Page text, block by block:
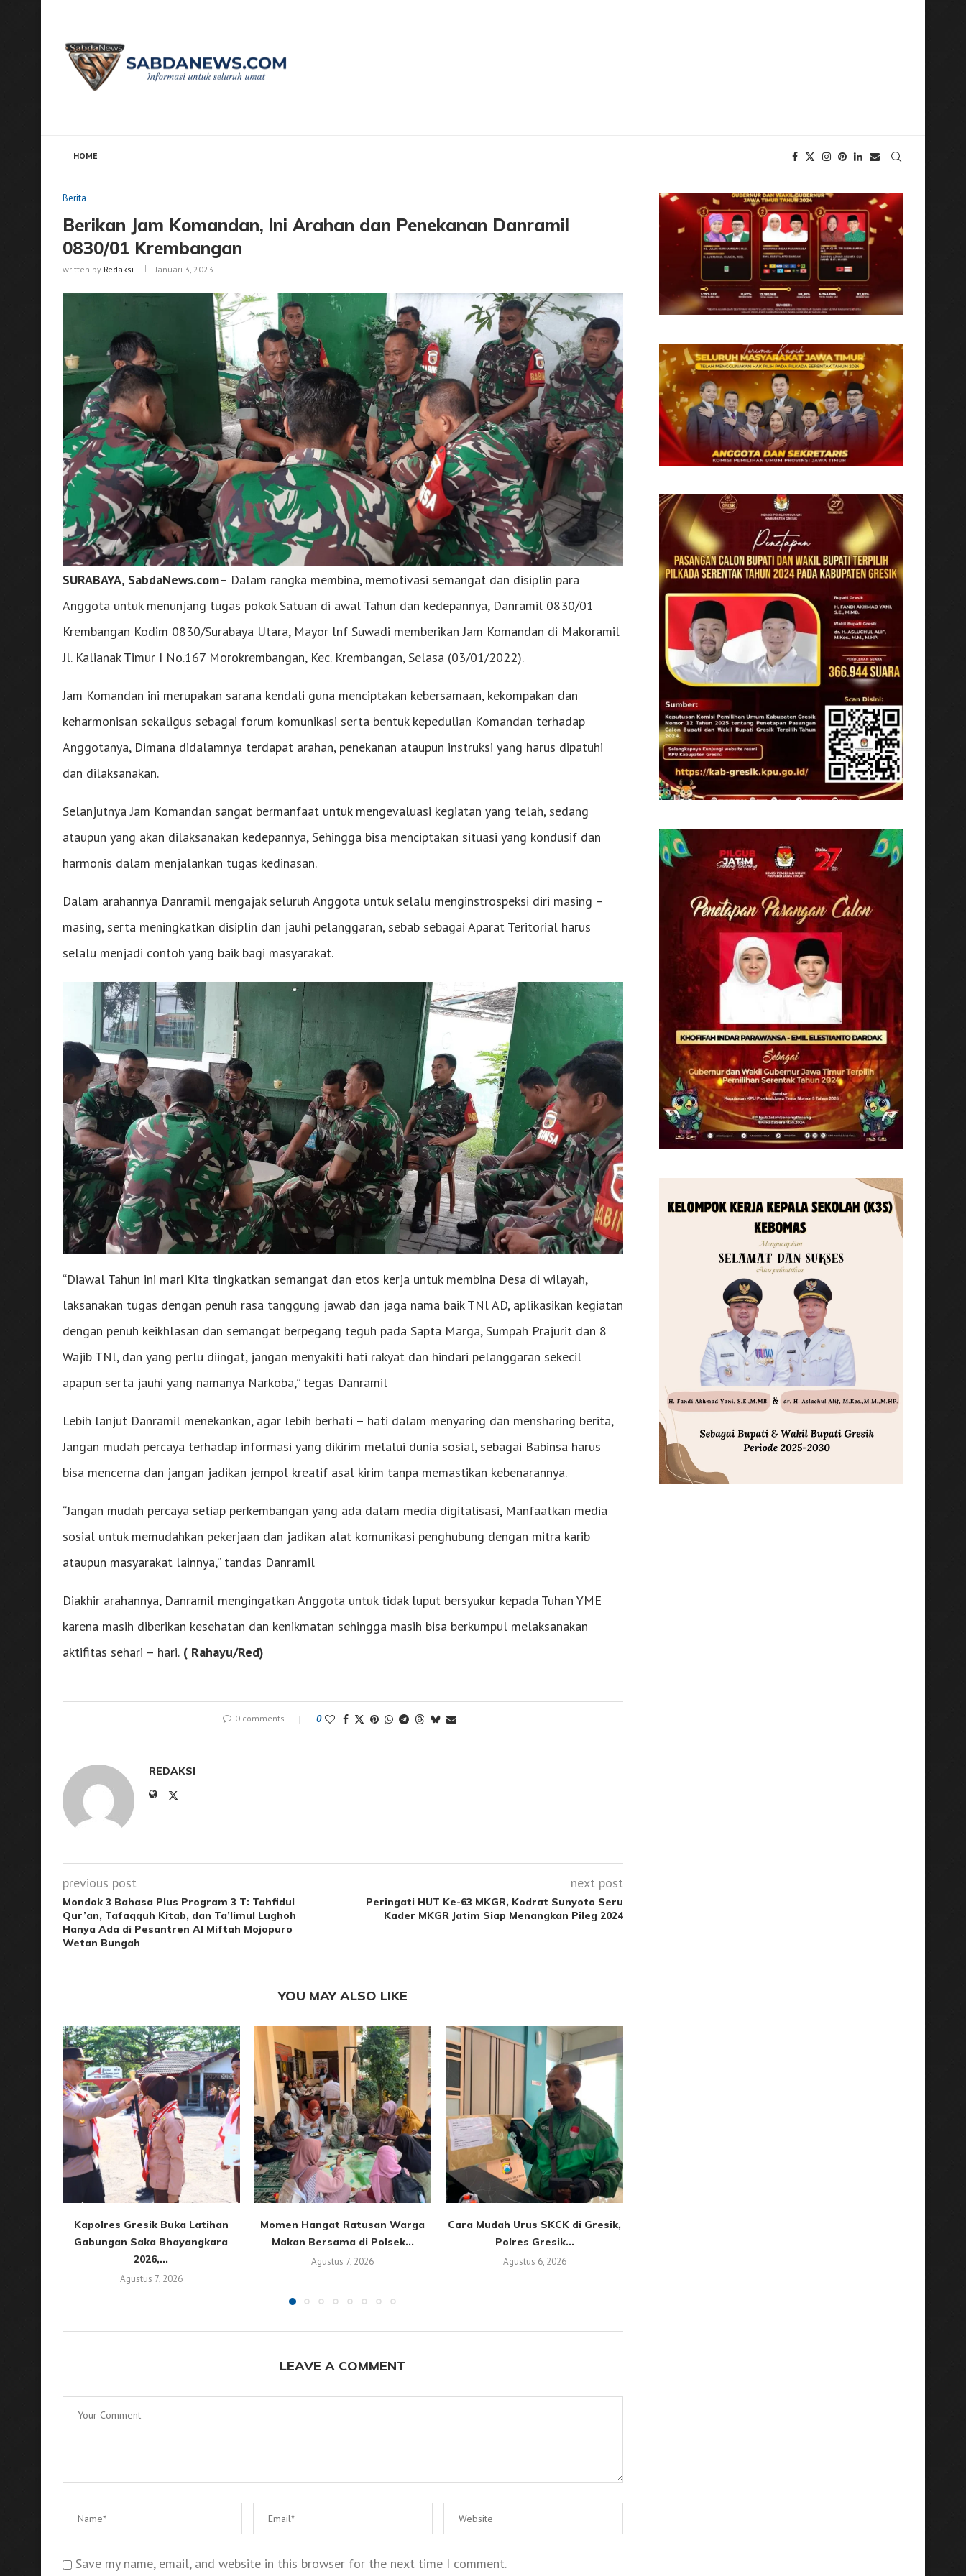
HOME
Berita
Berikan Jam Komandan, lni Arahan dan Penekanan Danramil
0830/01 Krembangan
written by Redaksi Januari 3, 2023
SURABAYA, SabdaNews.com– Dalam rangka membina, memotivasi semangat dan disiplin para
Anggota untuk menunjang tugas pokok Satuan di awal Tahun dan kedepannya, Danramil 0830/01
Krembangan Kodim 0830/Surabaya Utara, Mayor lnf Suwadi memberikan Jam Komandan di Makoramil
Jl. Kalianak Timur I No.167 Morokrembangan, Kec. Krembangan, Selasa (03/01/2022).
Jam Komandan ini merupakan sarana kendali guna menciptakan kebersamaan, kekompakan dan
keharmonisan sekaligus sebagai forum komunikasi serta bentuk kepedulian Komandan terhadap
Anggotanya, Dimana didalamnya terdapat arahan, penekanan ataupun instruksi yang harus dipatuhi
dan dilaksanakan.
Selanjutnya Jam Komandan sangat bermanfaat untuk mengevaluasi kegiatan yang telah, sedang
ataupun yang akan dilaksanakan kedepannya, Sehingga bisa menciptakan situasi yang kondusif dan
harmonis dalam menjalankan tugas kedinasan.
Dalam arahannya Danramil mengajak seluruh Anggota untuk selalu menginstrospeksi diri masing –
masing, serta meningkatkan disiplin dan jauhi pelanggaran, sebab sebagai Aparat Teritorial harus
selalu menjadi contoh yang baik bagi masyarakat.
“Diawal Tahun ini mari Kita tingkatkan semangat dan etos kerja untuk membina Desa di wilayah,
laksanakan tugas dengan penuh rasa tanggung jawab dan jaga nama baik TNl AD, aplikasikan kegiatan
dengan penuh keikhlasan dan semangat berpegang teguh pada Sapta Marga, Sumpah Prajurit dan 8
Wajib TNl, dan yang perlu diingat, jangan menyakiti hati rakyat dan hindari pelanggaran sekecil
apapun serta jauhi yang namanya Narkoba,” tegas Danramil
Lebih lanjut Danramil menekankan, agar lebih berhati – hati dalam menyaring dan mensharing berita,
Jangan mudah percaya terhadap informasi yang dikirim melalui dunia sosial, sebagai Babinsa harus
bisa mencerna dan jangan jadikan jempol kreatif asal kirim tanpa memastikan kebenarannya.
“Jangan mudah percaya setiap perkembangan yang ada dalam media digitalisasi, Manfaatkan media
sosial untuk memudahkan pekerjaan dan jadikan alat komunikasi penghubung dengan mitra karib
ataupun masyarakat lainnya,” tandas Danramil
Diakhir arahannya, Danramil mengingatkan Anggota untuk tidak luput bersyukur kepada Tuhan YME
karena masih diberikan kesehatan dan kenikmatan sehingga masih bisa berkumpul melaksanakan
aktifitas sehari – hari. ( Rahayu/Red)
0 comments 0
REDAKSI
previous post
Mondok 3 Bahasa Plus Program 3 T: Tahfidul
Qur’an, Tafaqquh Kitab, dan Ta’limul Lughoh
Hanya Ada di Pesantren Al Miftah Mojopuro
Wetan Bungah
next post
Peringati HUT Ke-63 MKGR, Kodrat Sunyoto Seru
Kader MKGR Jatim Siap Menangkan Pileg 2024
YOU MAY ALSO LIKE
Kapolres Gresik Buka Latihan
Gabungan Saka Bhayangkara
2026,...
Agustus 7, 2026
Momen Hangat Ratusan Warga
Makan Bersama di Polsek...
Agustus 7, 2026
Cara Mudah Urus SKCK di Gresik,
Polres Gresik...
Agustus 6, 2026
LEAVE A COMMENT
Save my name, email, and website in this browser for the next time I comment.